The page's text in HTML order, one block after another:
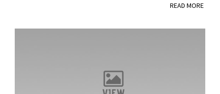
READ MORE